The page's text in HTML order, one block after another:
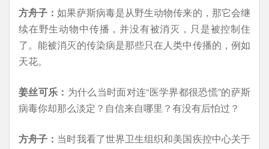
方舟子：如果萨斯病毒是从野生动物传来的，那它会继
续在野生动物中传播，并没有被消灭，只是被控制住
了。能被消灭的传染病是那些只在人类中传播的，例如
天花。
姜丝可乐： 为什么当时面对连“医学界都很恐慌”的萨斯
病毒你却那么淡定？自信来自哪里？有没有后怕过？
方舟子： 当时我看了世界卫生组织和美国疾控中心关于